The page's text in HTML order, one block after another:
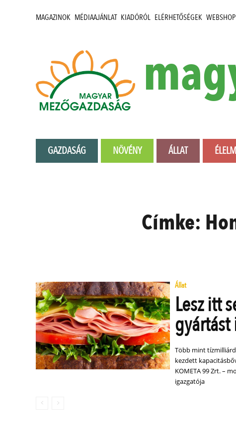
MAGAZINOK MÉDIAAJÁNLAT KIADÓRÓL ELÉRHETŐSÉGEK WEBSHOP
GAZDASÁG NÖVÉNY ÁLLAT
Címke:
Állat
Lesz itt
gyártást
Több mint
kezdett
KOMETA 99 Zrt. –
igazgatója